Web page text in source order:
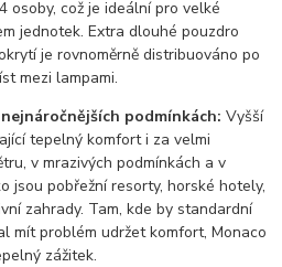
osoby, což je ideální pro velké
jednotek. Extra dlouhé pouzdro
je rovnoměrně distribuováno po
mezi lampami.
podmínkách: Vyšší
tepelný komfort i za velmi
v mrazivých podmínkách a v
jsou pobřežní resorty, horské hotely,
zahrady. Tam, kde by standardní
mít problém udržet komfort, Monaco
zážitek.